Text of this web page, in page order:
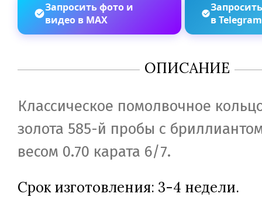
Запросить фото и
видео в MAX
в
ОПИСАНИЕ
Классическое помолвочное
золота 585-й пробы с
весом 0.70 карата 6/7.
Срок изготовления: 3-4 недели.